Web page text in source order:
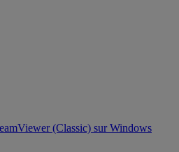
(Classic) sur Windows